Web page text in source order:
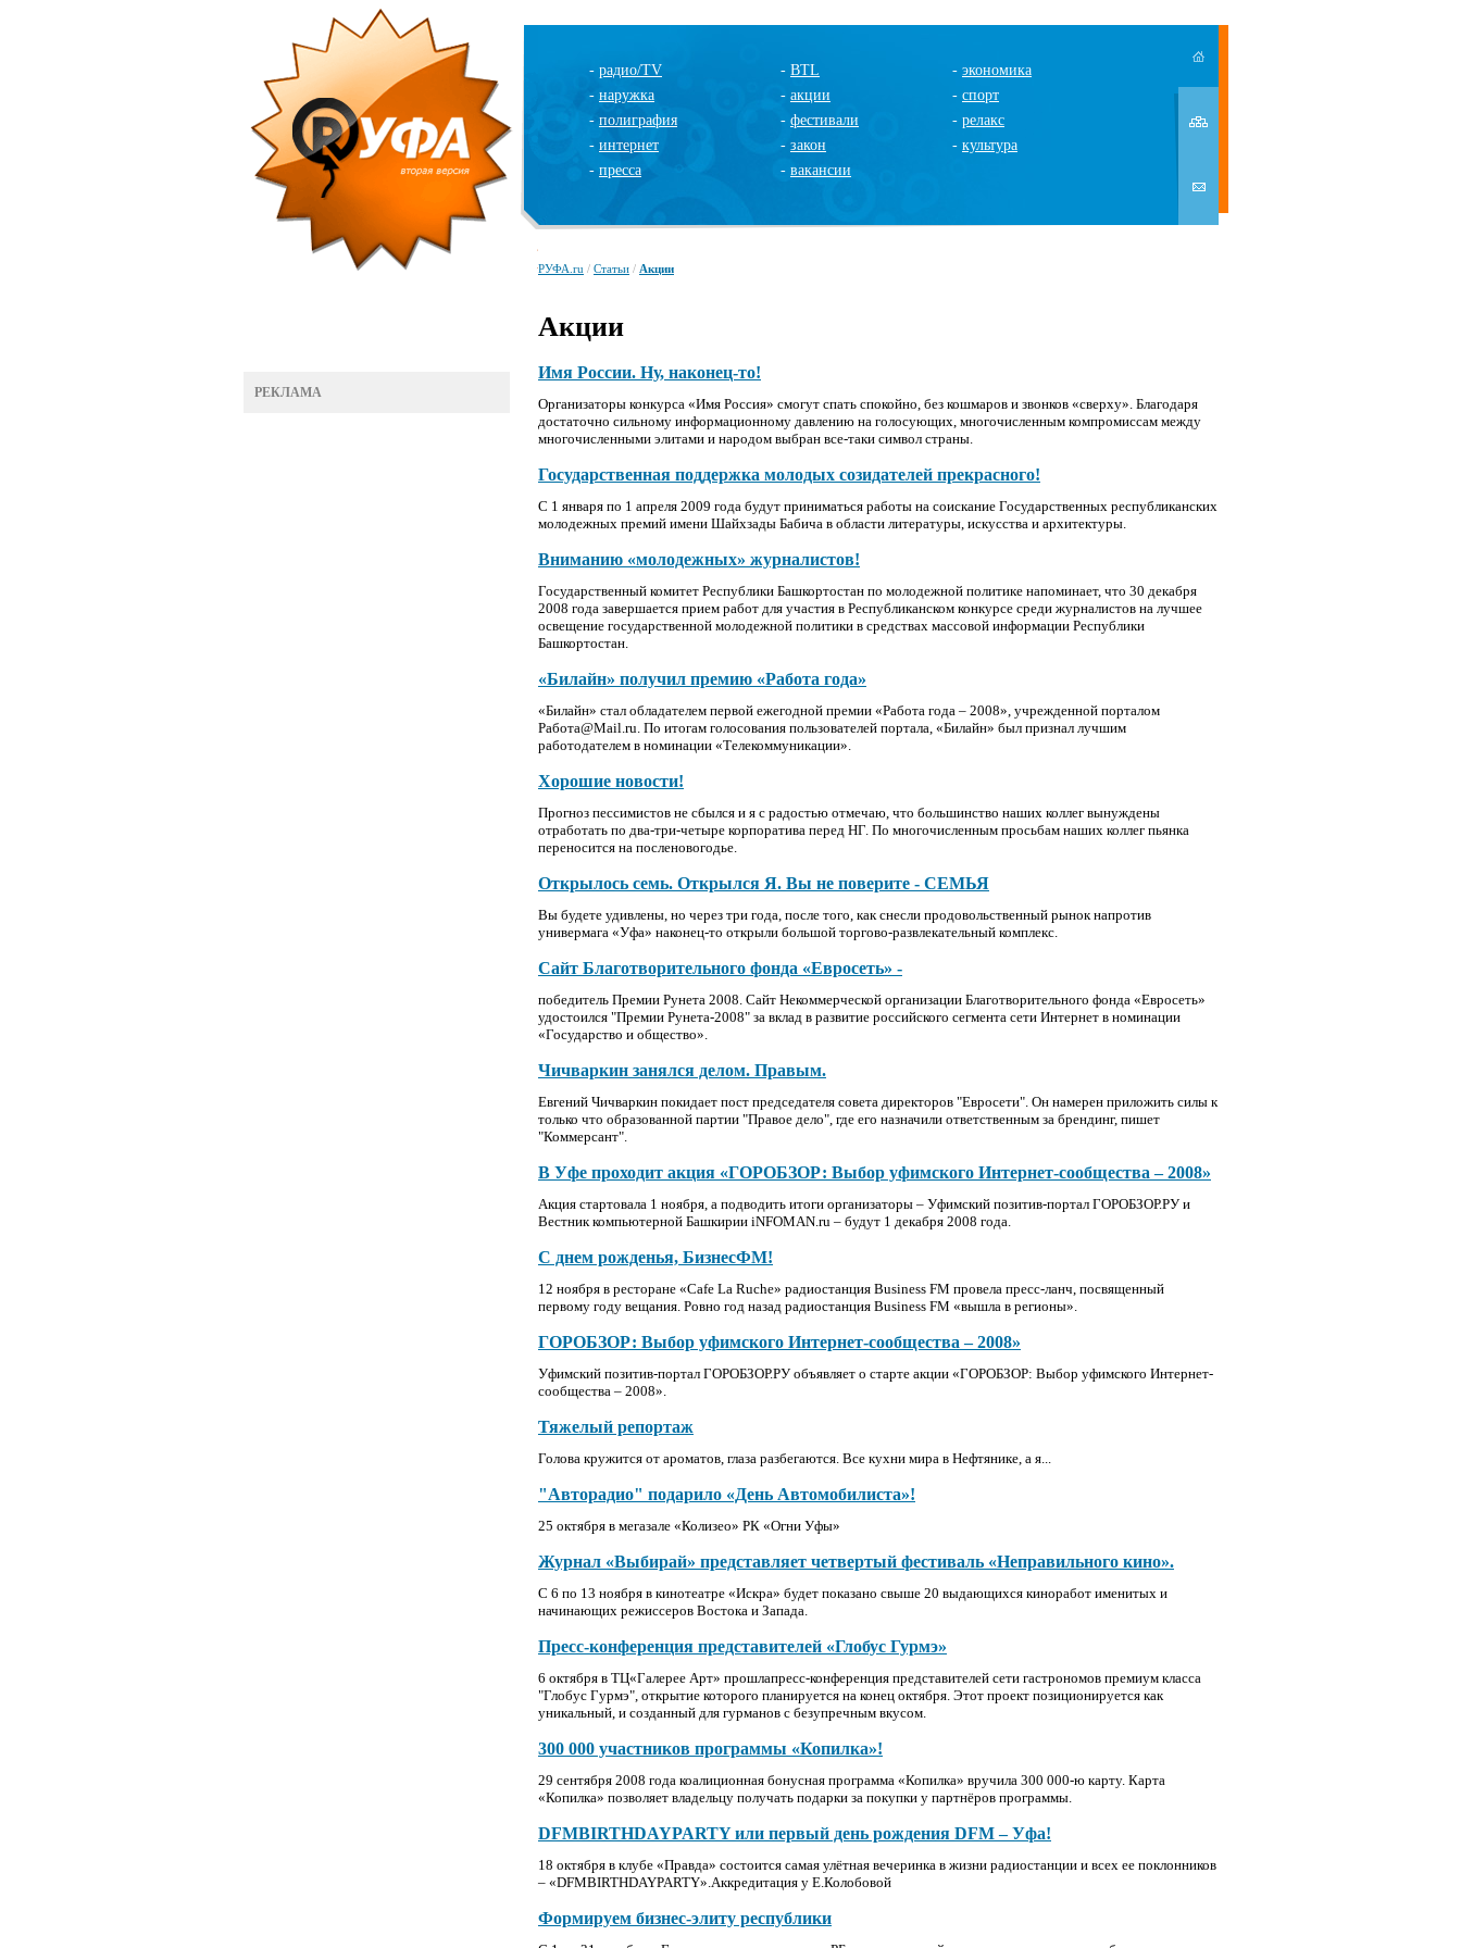
- радио/TV
- наружка
- полиграфия
- интернет
- пресса
- BTL
- акции
- фестивали
- закон
- вакансии
- экономика
- спорт
- релакс
- культура
РЕКЛАМА
РУФА.ru / Статьи / Акции
Акции
Имя России. Ну, наконец-то!
Организаторы конкурса «Имя Россия» смогут спать спокойно, без кошмаров и звонков «сверху». Благодаря
достаточно сильному информационному давлению на голосующих, многочисленным компромиссам между
многочисленными элитами и народом выбран все-таки символ страны.
Государственная поддержка молодых созидателей прекрасного!
С 1 января по 1 апреля 2009 года будут приниматься работы на соискание Государственных республиканских
молодежных премий имени Шайхзады Бабича в области литературы, искусства и архитектуры.
Вниманию «молодежных» журналистов!
Государственный комитет Республики Башкортостан по молодежной политике напоминает, что 30 декабря
2008 года завершается прием работ для участия в Республиканском конкурсе среди журналистов на лучшее
освещение государственной молодежной политики в средствах массовой информации Республики
Башкортостан.
«Билайн» получил премию «Работа года»
«Билайн» стал обладателем первой ежегодной премии «Работа года – 2008», учрежденной порталом
Работа@Mail.ru. По итогам голосования пользователей портала, «Билайн» был признал лучшим
работодателем в номинации «Телекоммуникации».
Хорошие новости!
Прогноз пессимистов не сбылся и я с радостью отмечаю, что большинство наших коллег вынуждены
отработать по два-три-четыре корпоратива перед НГ. По многочисленным просьбам наших коллег пьянка
переносится на посленовогодье.
Открылось семь. Открылся Я. Вы не поверите - СЕМЬЯ
Вы будете удивлены, но через три года, после того, как снесли продовольственный рынок напротив
универмага «Уфа» наконец-то открыли большой торгово-развлекательный комплекс.
Сайт Благотворительного фонда «Евросеть» -
победитель Премии Рунета 2008. Сайт Некоммерческой организации Благотворительного фонда «Евросеть»
удостоился "Премии Рунета-2008" за вклад в развитие российского сегмента сети Интернет в номинации
«Государство и общество».
Чичваркин занялся делом. Правым.
Евгений Чичваркин покидает пост председателя совета директоров "Евросети". Он намерен приложить силы к
только что образованной партии "Правое дело", где его назначили ответственным за брендинг, пишет
"Коммерсант".
В Уфе проходит акция «ГОРОБЗОР: Выбор уфимского Интернет-сообщества – 2008»
Акция стартовала 1 ноября, а подводить итоги организаторы – Уфимский позитив-портал ГОРОБЗОР.РУ и
Вестник компьютерной Башкирии iNFOMAN.ru – будут 1 декабря 2008 года.
С днем рожденья, БизнесФМ!
12 ноября в ресторане «Cafe La Ruche» радиостанция Business FM провела пресс-ланч, посвященный
первому году вещания. Ровно год назад радиостанция Business FM «вышла в регионы».
ГОРОБЗОР: Выбор уфимского Интернет-сообщества – 2008»
Уфимский позитив-портал ГОРОБЗОР.РУ объявляет о старте акции «ГОРОБЗОР: Выбор уфимского Интернет-
сообщества – 2008».
Тяжелый репортаж
Голова кружится от ароматов, глаза разбегаются. Все кухни мира в Нефтянике, а я...
"Авторадио" подарило «День Автомобилиста»!
25 октября в мегазале «Колизео» РК «Огни Уфы»
Журнал «Выбирай» представляет четвертый фестиваль «Неправильного кино».
С 6 по 13 ноября в кинотеатре «Искра» будет показано свыше 20 выдающихся киноработ именитых и
начинающих режиссеров Востока и Запада.
Пресс-конференция представителей «Глобус Гурмэ»
6 октября в ТЦ«Галерее Арт» прошлапресс-конференция представителей сети гастрономов премиум класса
"Глобус Гурмэ", открытие которого планируется на конец октября. Этот проект позиционируется как
уникальный, и созданный для гурманов с безупречным вкусом.
300 000 участников программы «Копилка»!
29 сентября 2008 года коалиционная бонусная программа «Копилка» вручила 300 000-ю карту. Карта
«Копилка» позволяет владельцу получать подарки за покупки у партнёров программы.
DFMBIRTHDAYPARTY или первый день рождения DFM – Уфа!
18 октября в клубе «Правда» состоится самая улётная вечеринка в жизни радиостанции и всех ее поклонников
– «DFMBIRTHDAYPARTY».Аккредитация у Е.Колобовой
Формируем бизнес-элиту республики